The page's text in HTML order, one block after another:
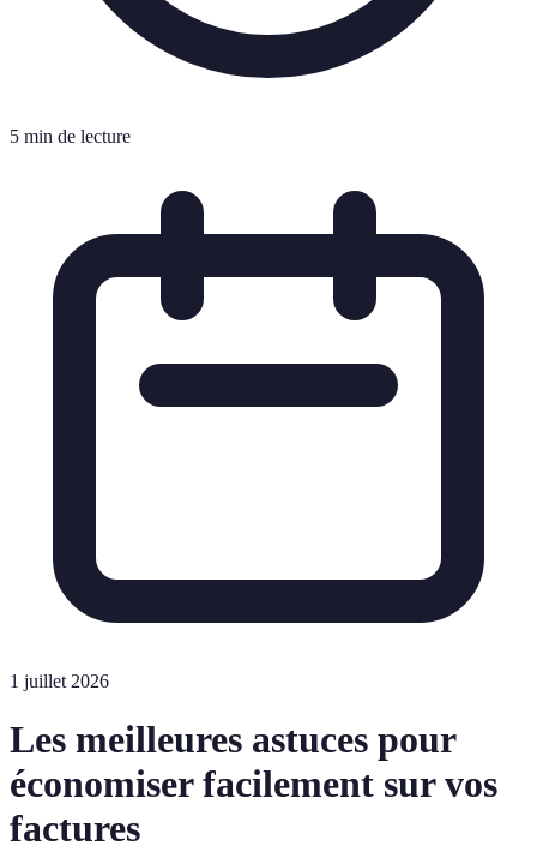
5 min de lecture
1 juillet 2026
Les meilleures astuces pour
économiser facilement sur vos
factures